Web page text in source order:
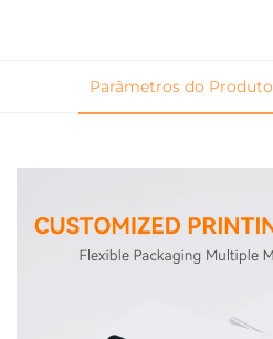
Parâmetros do Produto